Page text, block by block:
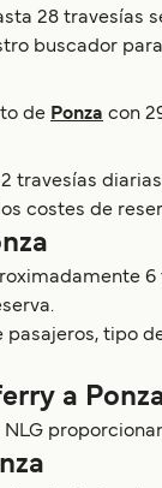
28 travesías
buscador
de Ponza con
travesías diarias
costes de
tipo
a